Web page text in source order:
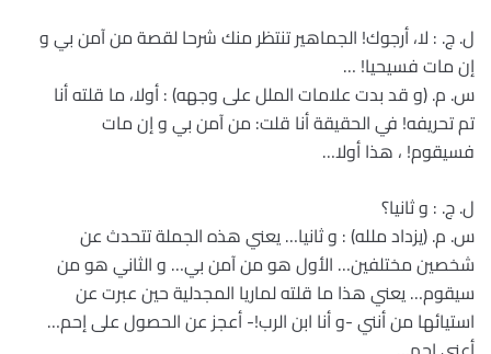
ل. ج. : لا، أرجوك! الجماهير تنتظر منك شرحا لقصة من آمن بي و
إن مات فسيحيا! …
س. م. (و قد بدت علامات الملل على وجهه) : أولا، ما قلته أنا
تم تحريفه! في الحقيقة أنا قلت: من آمن بي و إن مات
فسيقوم! ، هذا أولا…
ل. ج. : و ثانيا؟
س. م. (يزداد ملله) : و ثانيا… يعني هذه الجملة تتحدث عن
شخصين مختلفين… الأول هو من آمن بي… و الثاني هو من
سيقوم… يعني هذا ما قلته لماريا المجدلية حين عبرت عن
استيائها من أنني -و أنا ابن الرب!- أعجز عن الحصول على إحم…